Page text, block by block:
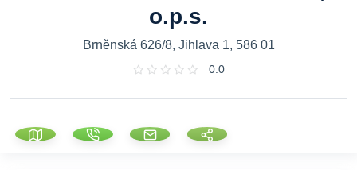
o.p.s.
Brněnská 626/8, Jihlava 1, 586 01
0.0